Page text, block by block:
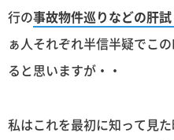
行の事故物件巡りなどの肝
ぁ人それぞれ半信半疑でこ
ると思いますが・・
私はこれを最初に知って見